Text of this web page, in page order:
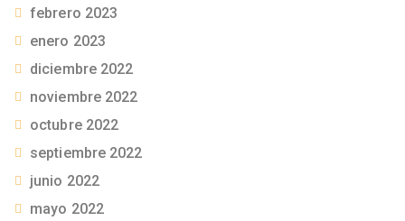
febrero 2023
enero 2023
diciembre 2022
noviembre 2022
octubre 2022
septiembre 2022
junio 2022
mayo 2022